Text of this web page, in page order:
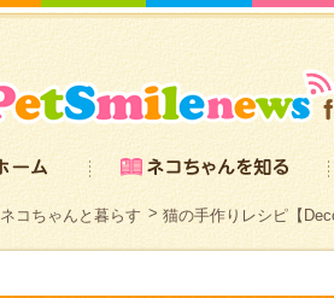
ネコちゃんと暮らす 猫の手作りレシピ【